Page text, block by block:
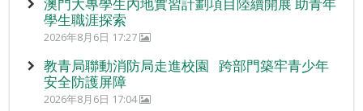
學生職涯探索
2026年8月6日 17:27
教青局聯動消防局走進校園 跨部門築牢青少年
安全防護屏障
2026年8月6日 17:04